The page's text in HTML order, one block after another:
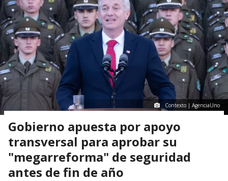
Contexto | AgenciaUno
Gobierno apuesta por apoyo
transversal para aprobar su
"megarreforma" de seguridad
antes de fin de año